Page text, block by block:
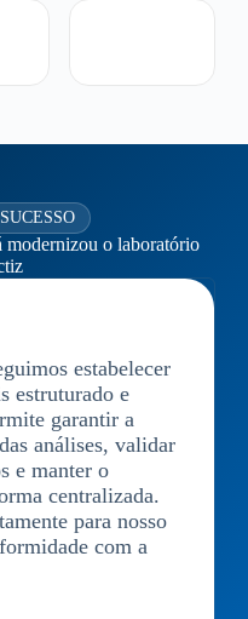
modernizou o laboratório
estabelecer
estruturado e
garantir a
análises, validar
e manter o
centralizada.
para nosso
com a